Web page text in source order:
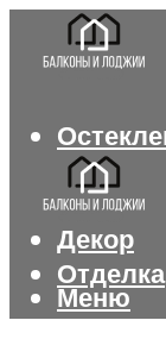
Декор
Отделка
Меню